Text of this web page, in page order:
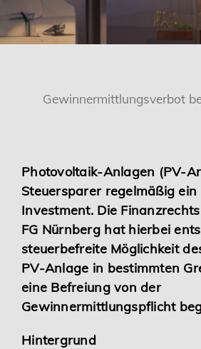
Karriere
Gewinnermittlungsverbot
Photovoltaik-Anlagen (PV-
Steuersparer regelmäßig ein
Investment. Die
FG Nürnberg hat hierbei
steuerbefreite Möglichkeit
PV-Anlage in bestimmten
eine Befreiung von der
Gewinnermittlungspflicht
Hintergrund